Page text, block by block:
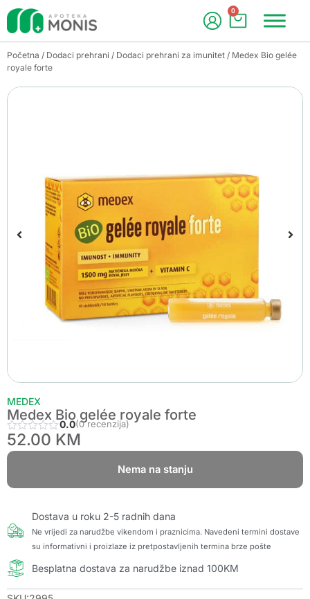
0
Početna / Dodaci prehrani / Dodaci prehrani za imunitet / Medex Bio gelée
royale forte
MEDEX
Medex Bio gelée royale forte
0.0(0 recenzija)
52.00 KM
Nema na stanju
Dostava u roku 2-5 radnih dana
Ne vrijedi za narudžbe vikendom i praznicima. Navedeni termini dostave
su informativni i proizlaze iz pretpostavljenih termina brze pošte
Besplatna dostava za narudžbe iznad 100KM